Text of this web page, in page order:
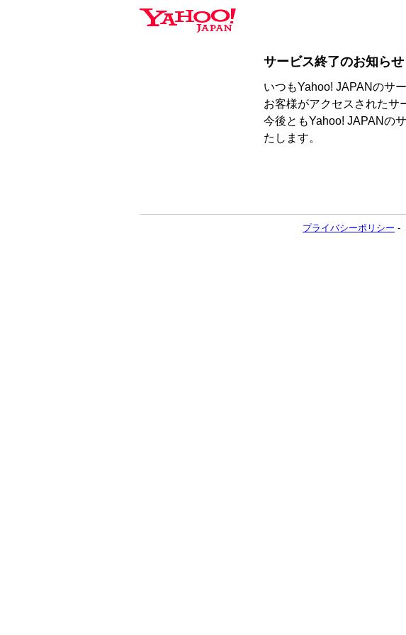
サービス終了のお知らせ
いつもYahoo! JAPANのサ
お客様がアクセスされたサ
今後ともYahoo! JAPANの
たします。
プライバシーポリシー -